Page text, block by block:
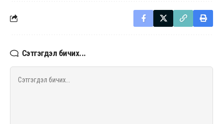
Сэтгэгдэл бичих...